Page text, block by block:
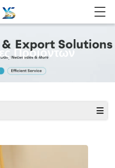
Προϊόντων